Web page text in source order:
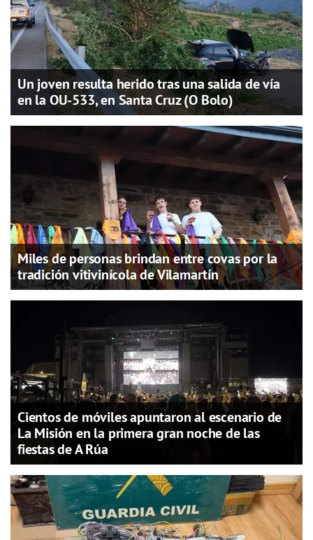
Un joven resulta herido tras una salida de vía
en la OU-533, en Santa Cruz (O Bolo)
Miles de personas brindan entre covas por la
tradición vitivinícola de Vilamartín
Cientos de móviles apuntaron al escenario de
La Misión en la primera gran noche de las
fiestas de A Rúa